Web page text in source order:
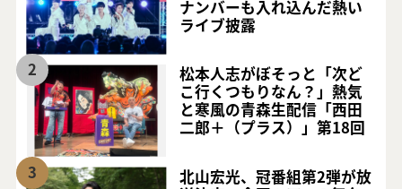
ナンバーも入れ込んだ熱い
ライブ披露
2
松本人志がぼそっと「次ど
こ行くつもりなん？」熱気
と寒風の青森生配信「西田
二郎＋（プラス）」第18回
3
北山宏光、冠番組第2弾が放